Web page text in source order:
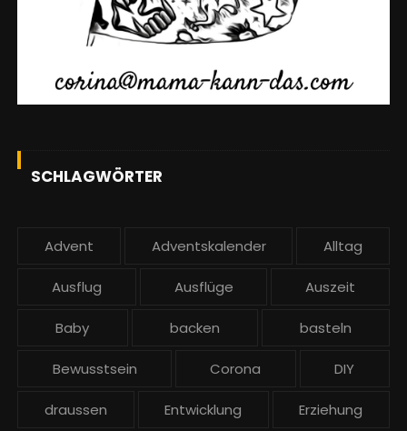
u
SCHLAGWÖRTER
Advent Adventskalender Alltag
Ausflug Ausflüge Auszeit
Baby backen basteln
Bewusstsein Corona DIY
draussen Entwicklung Erziehung